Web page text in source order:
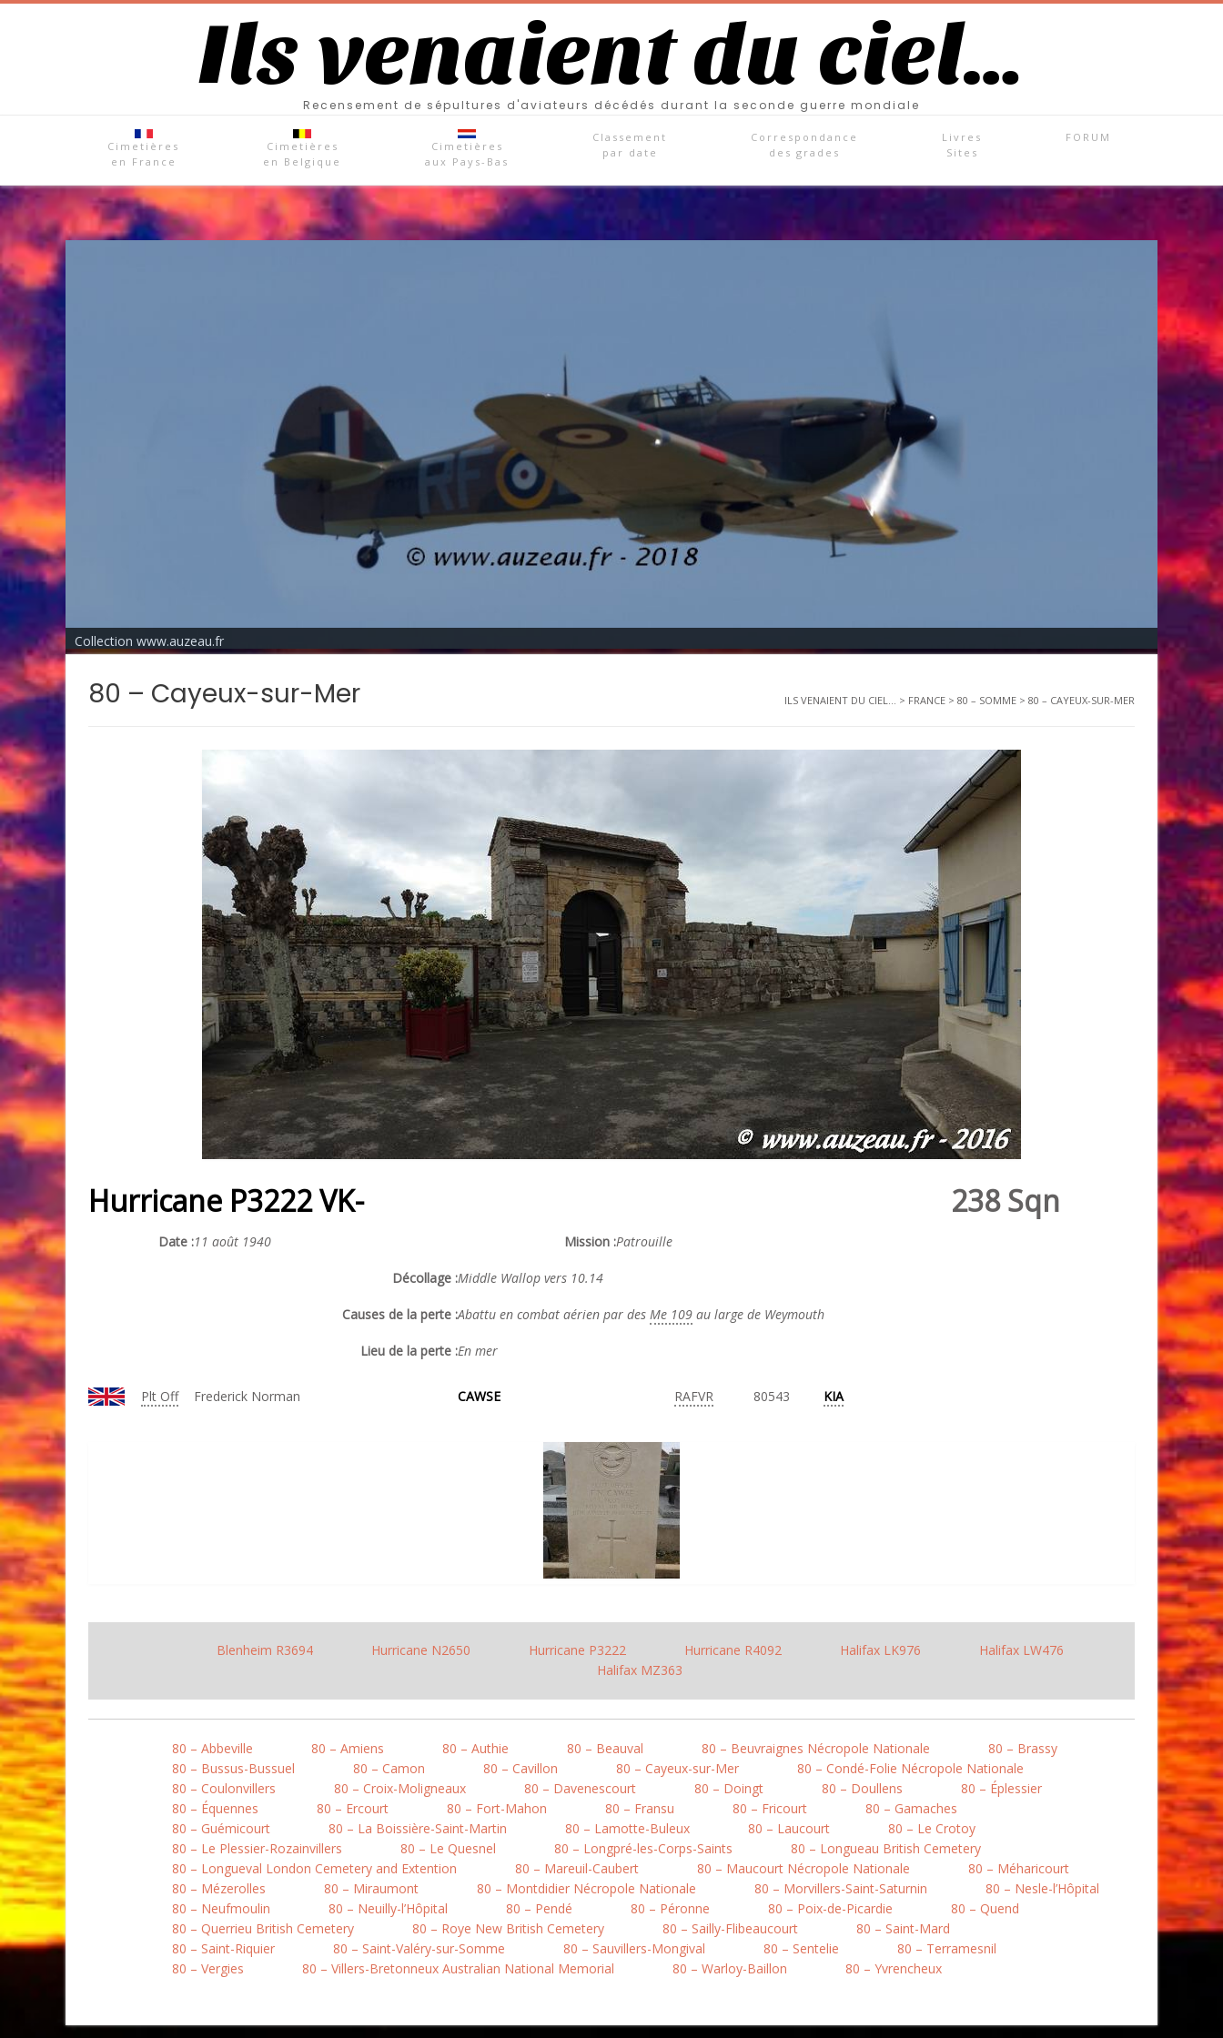
Ils venaient du ciel…
Recensement de sépultures d'aviateurs décédés durant la seconde guerre mondiale
Cimetières
en France
Cimetières
en Belgique
Cimetières
aux Pays-Bas
Classement
par date
Correspondance
des grades
Livres
Sites
FORUM
Collection www.auzeau.fr
80 – Cayeux-sur-Mer ILS VENAIENT DU CIEL... > FRANCE > 80 – SOMME > 80 – CAYEUX-SUR-MER
Hurricane P3222 VK- 238 Sqn
Date :11 août 1940 Mission :Patrouille
Décollage :Middle Wallop vers 10.14
Causes de la perte :Abattu en combat aérien par des Me 109 au large de Weymouth
Lieu de la perte :En mer
Plt Off Frederick Norman CAWSE RAFVR 80543 KIA
Blenheim R3694 Hurricane N2650 Hurricane P3222 Hurricane R4092 Halifax LK976
Halifax LW476
Halifax MZ363
80 – Abbeville 80 – Amiens 80 – Authie 80 – Beauval 80 – Beuvraignes Nécropole Nationale
80 – Brassy
80 – Bussus-Bussuel
80 – Camon 80 – Cavillon 80 – Cayeux-sur-Mer
80 – Condé-Folie Nécropole Nationale
80 – Coulonvillers
80 – Croix-Moligneaux 80 – Davenescourt 80 – Doingt 80 – Doullens
80 – Éplessier
80 – Équennes
80 – Ercourt 80 – Fort-Mahon 80 – Fransu 80 – Fricourt
80 – Gamaches
80 – Guémicourt
80 – La Boissière-Saint-Martin 80 – Lamotte-Buleux 80 – Laucourt
80 – Le Crotoy
80 – Le Plessier-Rozainvillers
80 – Le Quesnel 80 – Longpré-les-Corps-Saints
80 – Longueau British Cemetery
80 – Longueval London Cemetery and Extention
80 – Mareuil-Caubert 80 – Maucourt Nécropole Nationale
80 – Méharicourt
80 – Mézerolles
80 – Miraumont 80 – Montdidier Nécropole Nationale 80 – Morvillers-Saint-Saturnin
80 – Nesle-l’Hôpital
80 – Neufmoulin
80 – Neuilly-l’Hôpital 80 – Pendé 80 – Péronne 80 – Poix-de-Picardie
80 – Quend
80 – Querrieu British Cemetery
80 – Roye New British Cemetery 80 – Sailly-Flibeaucourt
80 – Saint-Mard
80 – Saint-Riquier
80 – Saint-Valéry-sur-Somme 80 – Sauvillers-Mongival 80 – Sentelie
80 – Terramesnil
80 – Vergies
80 – Villers-Bretonneux Australian National Memorial 80 – Warloy-Baillon 80 – Yvrencheux